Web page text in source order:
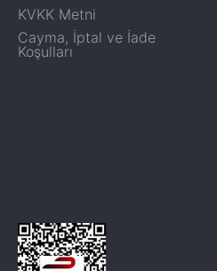
KVKK Metni
Cayma, İptal ve İade
Koşulları